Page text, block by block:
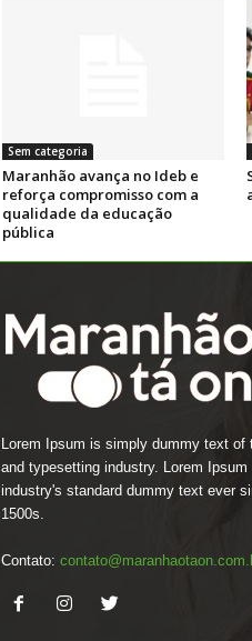
Sem categoria
Maranhão avança no Ideb e
reforça compromisso com a
qualidade da educação
pública
Lorem Ipsum is simply dummy text of
and typesetting industry. Lorem Ipsum
industry's standard dummy text ever
1500s.
Contato: